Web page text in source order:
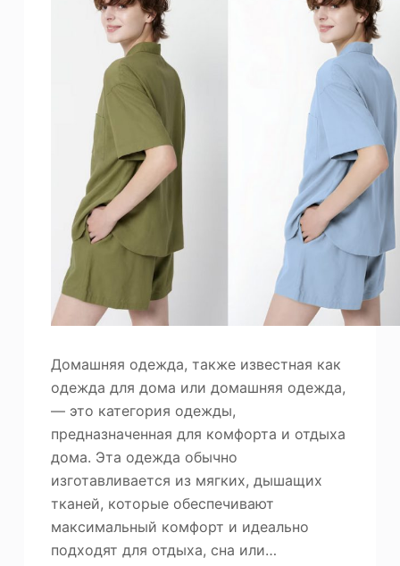
Домашняя одежда, также известная как
одежда для дома или домашняя одежда,
— это категория одежды,
предназначенная для комфорта и отдыха
дома. Эта одежда обычно
изготавливается из мягких, дышащих
тканей, которые обеспечивают
максимальный комфорт и идеально
подходят для отдыха, сна или…